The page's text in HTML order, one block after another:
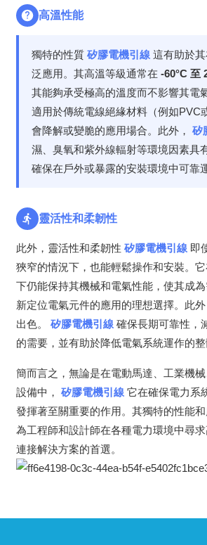
高溫性能
獨特的性質 矽膠電機引線這有助於其
泛應用。其高溫等級通常在 -60°C 至
其能夠承受極高的溫度而不影響其電
適用於傳統電線絕緣材料（例如PVC
會降解或變脆的應用場合。此外， 矽
濕、臭氧和紫外線輻射等環境因素具
確保在戶外或暴露的安裝環境中可靠
靈活性和柔韌性
此外，靈活性和柔韌性 矽膠電機引線即
狹窄的情況下，也能輕鬆操作和安裝。
下仍能保持其機械和電氣性能，使其成
新定位電氣元件的應用的理想選擇。此
出色。 矽膠電機引線確保長期可靠性，
的需要，並有助於降低電氣系統運作的整
簡而言之，無論是在電動馬達、工業機
設備中， 矽膠電機引線它在確保電力系
發揮著至關重要的作用。其獨特的性能
為工程師和設計師在各種電力環境中尋
連接解決方案的首選。